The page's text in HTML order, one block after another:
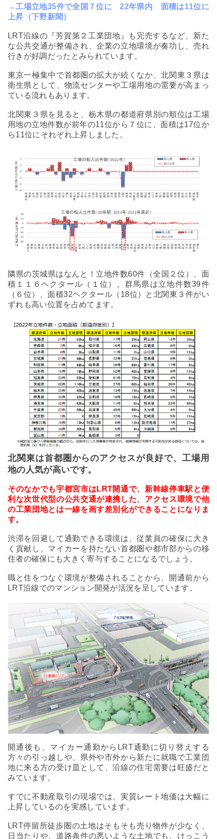
→工場立地35件で全国７位に 22年県内 面積は11位に
上昇（下野新聞）
LRT沿線の『芳賀第２工業団地』も完売するなど、新た
な公共交通が整備され、企業の立地環境が奏功し、売れ
行きが好調だったとみられています。
東京一極集中で首都圏の拡大が続くなか、北関東３県は
衛生県として、物流センターや工場用地の需要が高まっ
ている流れもあります。
北関東３県を見ると、栃木県の都道府県別の順位は工場
用地の立地件数が前年の11位から７位に、面積は17位か
ら11位にそれぞれ上昇しました。
隣県の茨城県はなんと！立地件数60件（全国２位）、面
積１１６ヘクタール（１位）。群馬県は立地件数39件
（６位）、面積32ヘクタール（18位）と北関東３件がい
ずれも高い位置を占めてます。
北関東は首都圏からのアクセスが良好で、工場用
地の人気が高いです。
そのなかでも宇都宮市はLRT開通で、新幹線停車駅と便
利な次世代型の公共交通が連携した、アクセス環境で他
の工業団地とは一線を画す差別化ができることになりま
す。
渋滞を回避して通勤できる環境は、従業員の確保に大き
く貢献し、マイカーを持たない首都圏や都市部からの移
住者の確保にも大きく寄与することになるでしょう。
職と住をつなぐ環境が整備されることから、開通前から
LRT沿線でのマンション開発が活況を呈しています。
開通後も、マイカー通勤からLRT通勤に切り替えする
方々の引っ越しや、県外や市外から新たに就職で工業団
地に来る方の受け皿として、沿線の住宅需要は旺盛だと
みています。
すでに不動産取引の現場では、実質レート地価は大幅に
上昇しているのを実感しています。
LRT停留所徒歩圏の土地はそもそも売り物件が少なく、
日当たりや、道路条件の悪いような土地でも、けっこう